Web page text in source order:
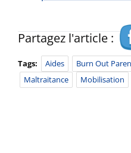
Partagez l'article :
Tags: Aides Burn Out
Maltraitance
Mobilisation